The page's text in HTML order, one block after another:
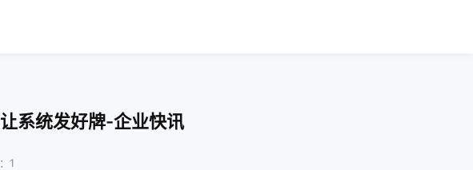
系统发好牌-企业快讯
1